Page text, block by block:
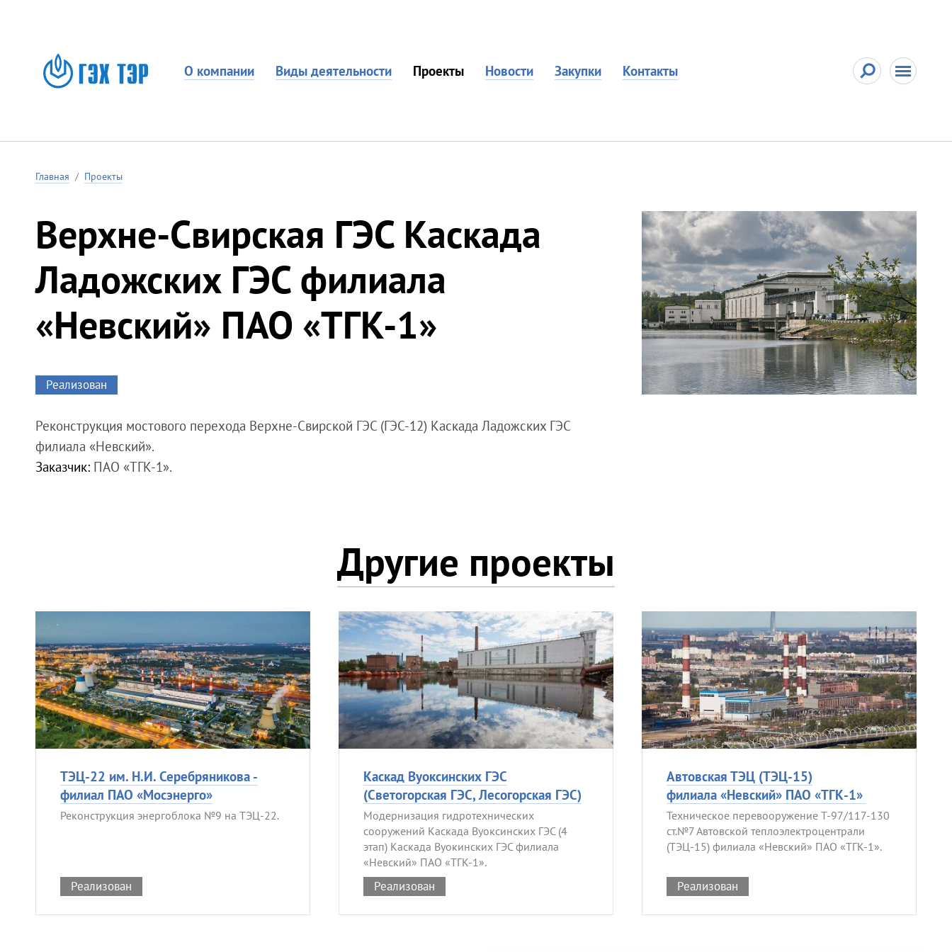
О компании Виды деятельности Проекты Новости Закупки Контакты
Главная / Проекты
Верхне-Свирская ГЭС Каскада
Ладожских ГЭС филиала
«Невский» ПАО «ТГК-1»
Реализован
Реконструкция мостового перехода Верхне-Свирской ГЭС (ГЭС-12) Каскада Ладожских ГЭС
филиала «Невский».
Заказчик: ПАО «ТГК-1».
Другие проекты
ТЭЦ-22 им. Н.И. Серебряникова -
филиал ПАО «Мосэнерго»
Реконструкция энергоблока №9 на ТЭЦ-22.
Реализован
Каскад Вуоксинских ГЭС
(Светогорская ГЭС, Лесогорская ГЭС)
Модернизация гидротехнических
сооружений Каскада Вуоксинских ГЭС (4
этап) Каскада Вуокинских ГЭС филиала
«Невский» ПАО «ТГК-1».
Реализован
Автовская ТЭЦ (ТЭЦ-15)
филиала «Невский» ПАО «ТГК-1»
Техническое перевооружение Т-97/117-130
ст.№7 Автовской теплоэлектроцентрали
(ТЭЦ-15) филиала «Невский» ПАО «ТГК-1».
Реализован